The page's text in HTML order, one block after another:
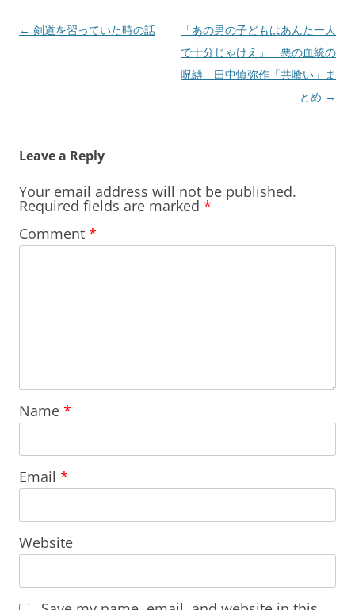
Post
← 剣道を習っていた時の話
「あの男の子どもはあんた一人
で十分じゃけえ」 悪の血統の
呪縛 田中慎弥作「共喰い」ま
とめ →
Leave a Reply
Your email address will not be published.
Required fields are marked *
Comment *
Name *
Email *
Website